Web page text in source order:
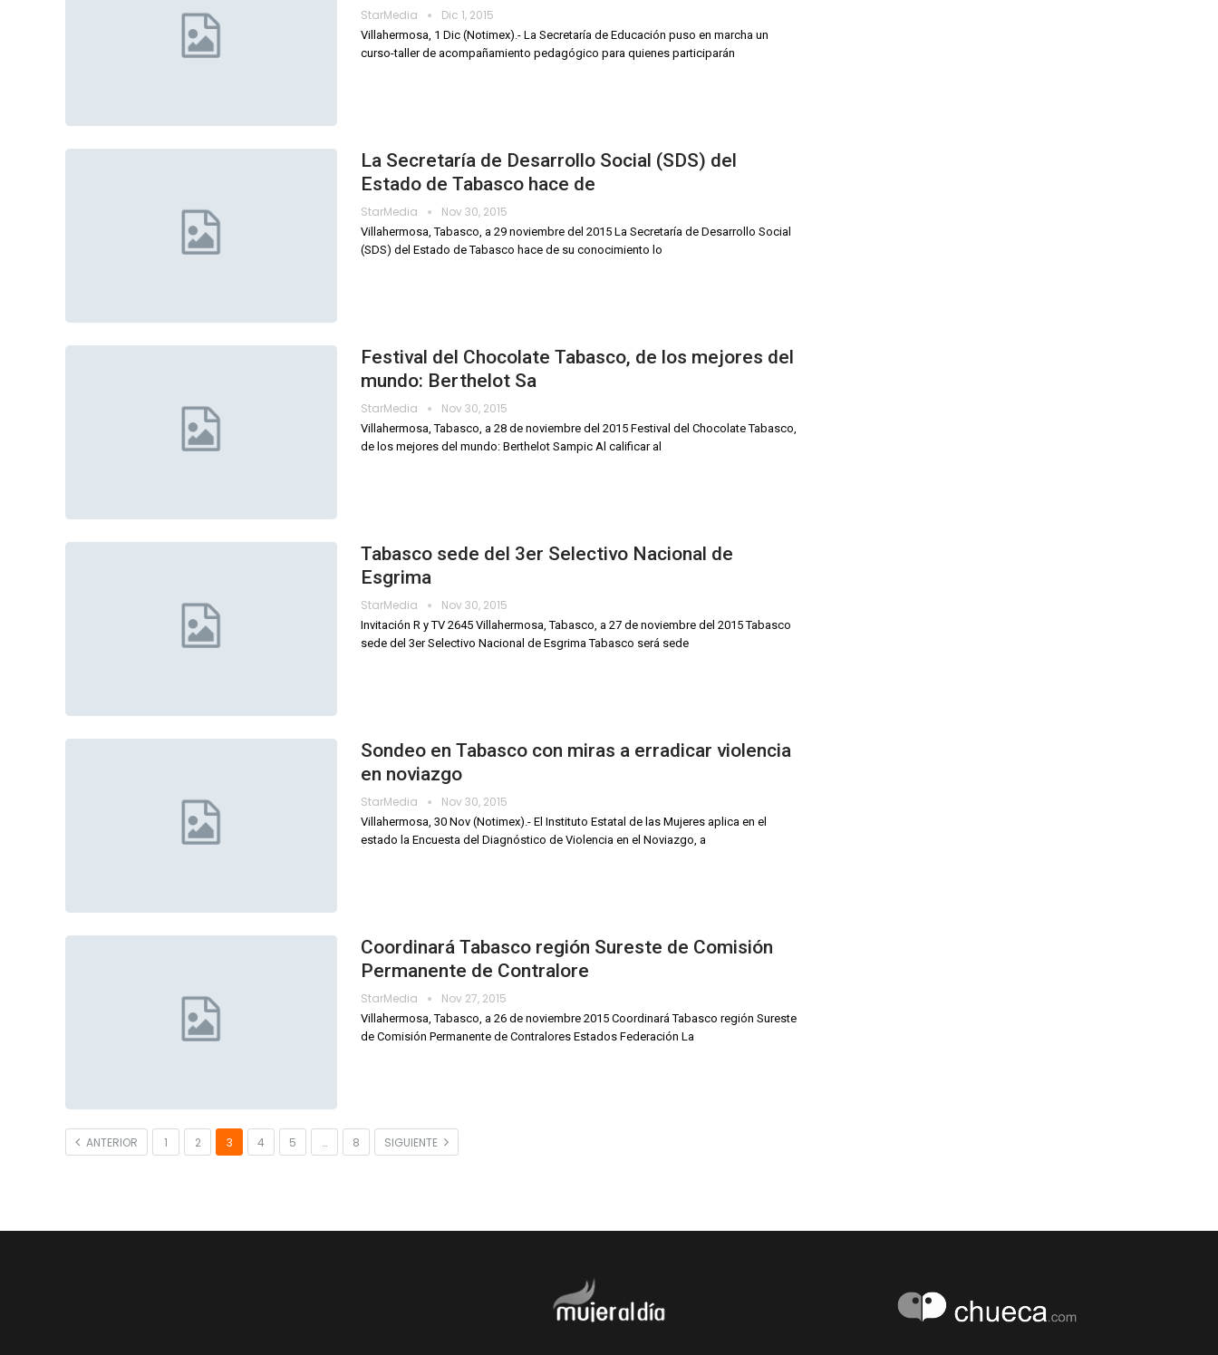
StarMedia Dic 1, 2015
Villahermosa, 1 Dic (Notimex).- La Secretaría de Educación puso en marcha un
curso-taller de acompañamiento pedagógico para quienes participarán
La Secretaría de Desarrollo Social (SDS) del
Estado de Tabasco hace de
StarMedia Nov 30, 2015
Villahermosa, Tabasco, a 29 noviembre del 2015 La Secretaría de Desarrollo Social
(SDS) del Estado de Tabasco hace de su conocimiento lo
Festival del Chocolate Tabasco, de los mejores del
mundo: Berthelot Sa
StarMedia Nov 30, 2015
Villahermosa, Tabasco, a 28 de noviembre del 2015 Festival del Chocolate Tabasco,
de los mejores del mundo: Berthelot Sampic Al calificar al
Tabasco sede del 3er Selectivo Nacional de
Esgrima
StarMedia Nov 30, 2015
Invitación R y TV 2645 Villahermosa, Tabasco, a 27 de noviembre del 2015 Tabasco
sede del 3er Selectivo Nacional de Esgrima Tabasco será sede
Sondeo en Tabasco con miras a erradicar violencia
en noviazgo
StarMedia Nov 30, 2015
Villahermosa, 30 Nov (Notimex).- El Instituto Estatal de las Mujeres aplica en el
estado la Encuesta del Diagnóstico de Violencia en el Noviazgo, a
Coordinará Tabasco región Sureste de Comisión
Permanente de Contralore
StarMedia Nov 27, 2015
Villahermosa, Tabasco, a 26 de noviembre 2015 Coordinará Tabasco región Sureste
de Comisión Permanente de Contralores Estados Federación La
ANTERIOR 1 2 3 4 5 … 8 SIGUIENTE